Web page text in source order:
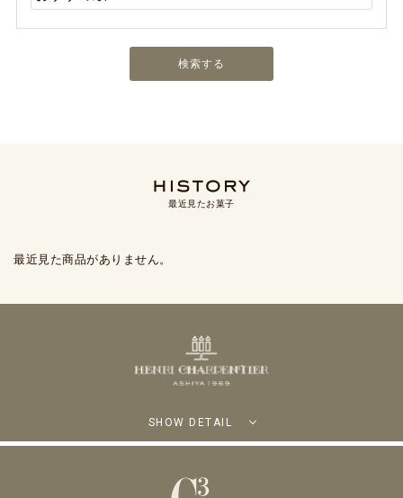
最近見たお菓子
最近見た商品がありません。
SHOW DETAIL